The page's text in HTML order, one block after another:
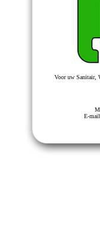
Voor uw Sanitair,
E-